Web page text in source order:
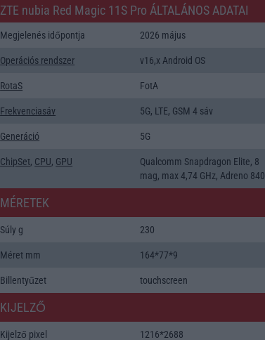
ZTE nubia Red Magic 11S Pro ÁLTALÁNOS ADATAI
Megjelenés időpontja 2026 május
Operációs rendszer v16,x Android OS
RotaS FotA
Frekvenciasáv 5G, LTE, GSM 4 sáv
Generáció 5G
ChipSet, CPU, GPU
Qualcomm Snapdragon Elite, 8
mag, max 4,74 GHz, Adreno 840
MÉRETEK
Súly g 230
Méret mm 164*77*9
Billentyűzet touchscreen
KIJELZŐ
Kijelző pixel 1216*2688